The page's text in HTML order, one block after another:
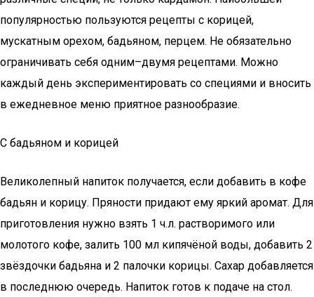
популярностью пользуются рецепты с корицей,
мускатным орехом, бадьяном, перцем. Не обязательно
ограничивать себя одним–двумя рецептами. Можно
каждый день экспериментировать со специями и вносить
в ежедневное меню приятное разнообразие.
С бадьяном и корицей
Великолепный напиток получается, если добавить в кофе
бадьян и корицу. Пряности придают ему яркий аромат. Для
приготовления нужно взять 1 ч.л. растворимого или
молотого кофе, залить 100 мл кипячёной воды, добавить 2
звёздочки бадьяна и 2 палочки корицы. Сахар добавляется
в последнюю очередь. Напиток готов к подаче на стол.